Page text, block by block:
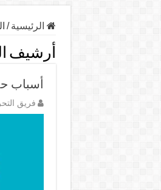
الرئيسية /
أرشيف
أسباب
فريق